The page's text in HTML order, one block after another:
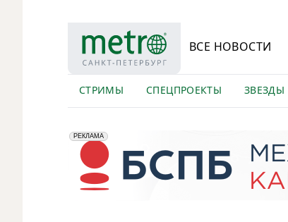
ВСЕ НОВОСТИ
СТРИМЫ СПЕЦПРОЕКТЫ ЗВЕЗДЫ
erid: 2VfnxyFybV5
РЕКЛАМА
ПАО "Банк "Санкт-Петербург", ИНН: 7831000027